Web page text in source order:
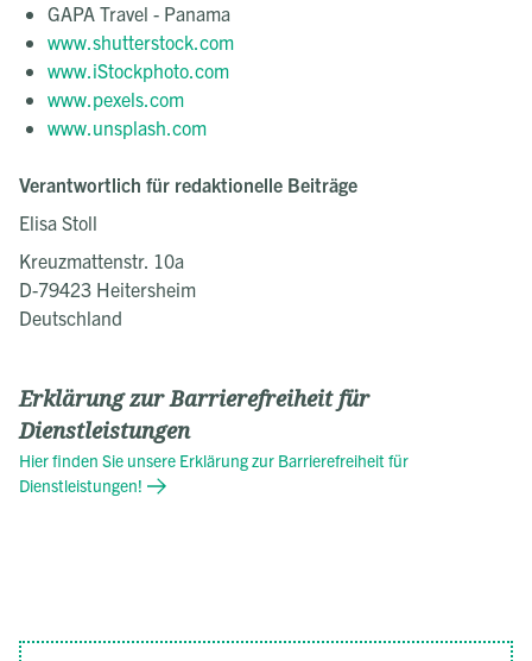
GAPA Travel - Panama
www.shutterstock.com
www.iStockphoto.com
www.pexels.com
www.unsplash.com
Verantwortlich für redaktionelle Beiträge
Elisa Stoll
Kreuzmattenstr. 10a
D-79423 Heitersheim
Deutschland
Erklärung zur Barrierefreiheit für
Dienstleistungen
Hier finden Sie unsere Erklärung zur Barrierefreiheit für
Dienstleistungen!